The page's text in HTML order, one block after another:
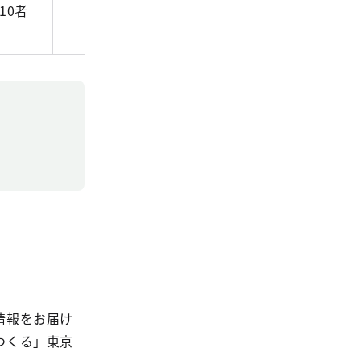
10者
報をお届け
くる」東京